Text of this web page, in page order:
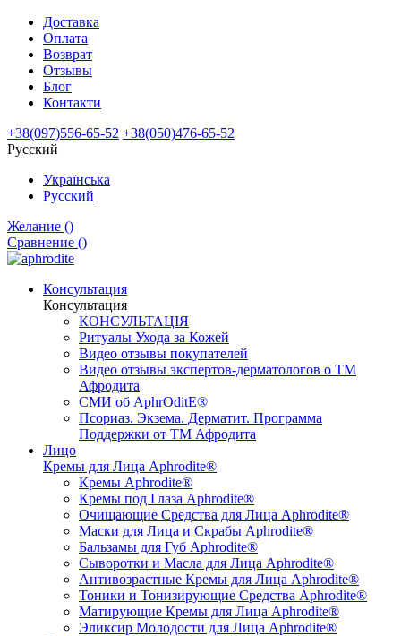
Доставка
Оплата
Возврат
Отзывы
Блог
Контакти
+38(097)556-65-52 +38(050)476-65-52
Русский
Українська
Русский
Желание ()
Сравнение ()
Консультация
Консультация
КОНСУЛЬТАЦІЯ
Ритуалы Ухода за Кожей
Видео отзывы покупателей
Видео отзывы экспертов-дерматологов о ТМ
Афродита
СМИ об AphrOditE®
Псориаз. Экзема. Дерматит. Программа
Поддержки от ТМ Афродита
Лицо
Кремы для Лица Aphrodite®
Кремы Aphrodite®
Кремы под Глаза Aphrodite®
Очищающие Средства для Лица Aphrodite®
Маски для Лица и Скрабы Aphrodite®
Бальзамы для Губ Aphrodite®
Сыворотки и Масла для Лица Aphrodite®
Антивозрастные Кремы для Лица Aphrodite®
Тоники и Тонизирующие Средства Aphrodite®
Матирующие Кремы для Лица Aphrodite®
Эликсир Молодости для Лица Aphrodite®